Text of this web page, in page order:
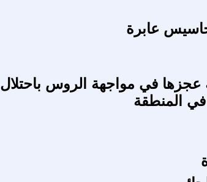
عابرة
عجزها في مواجهة الروس باحتلال
في المنطقة